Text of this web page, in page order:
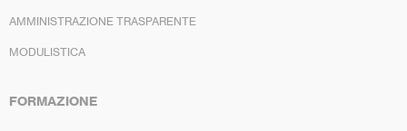
AMMINISTRAZIONE TRASPARENTE
MODULISTICA
FORMAZIONE